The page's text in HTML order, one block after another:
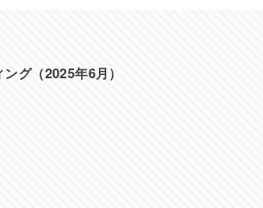
グ（2025年6月）